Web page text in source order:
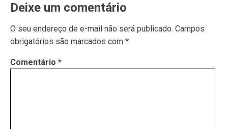
Deixe um comentário
O seu endereço de e-mail não será publicado. Campos
obrigatórios são marcados com *
Comentário *